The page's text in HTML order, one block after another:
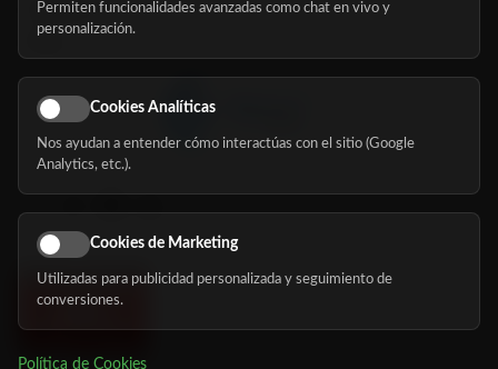
Nosotros
Síguenos
Permiten funcionalidades avanzadas como chat en vivo y
personalización.
Cookies Analíticas
Nos ayudan a entender cómo interactúas con el sitio (Google
Analytics, etc.).
Cookies de Marketing
Utilizadas para publicidad personalizada y seguimiento de
conversiones.
Política de Cookies